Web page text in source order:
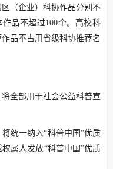
（企业）科协作品分别不
品不超过100个。高校科
品不占用省级科协推荐名
全部用于社会公益科普宣
统一纳入“科普中国”优质
属人发放“科普中国”优质